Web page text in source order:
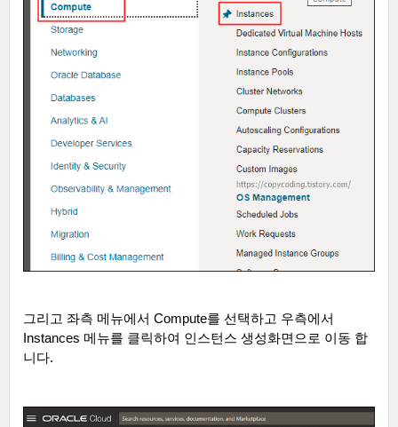
그리고 좌측 메뉴에서 Compute를 선택하고 우측에서
Instances 메뉴를 클릭하여 인스턴스 생성화면으로 이동 합
니다.